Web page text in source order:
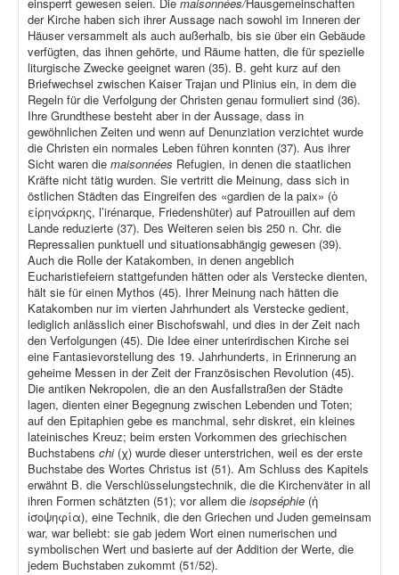
der Kirche haben sich ihrer Aussage nach sowohl im Inneren der
Häuser versammelt als auch außerhalb, bis sie über ein Gebäude
verfügten, das ihnen gehörte, und Räume hatten, die für spezielle
liturgische Zwecke geeignet waren (35). B. geht kurz auf den
Briefwechsel zwischen Kaiser Trajan und Plinius ein, in dem die
Regeln für die Verfolgung der Christen genau formuliert sind (36).
Ihre Grundthese besteht aber in der Aussage, dass in
gewöhnlichen Zeiten und wenn auf Denunziation verzichtet wurde
die Christen ein normales Leben führen konnten (37). Aus ihrer
Sicht waren die maisonnées Refugien, in denen die staatlichen
Kräfte nicht tätig wurden. Sie vertritt die Meinung, dass sich in
östlichen Städten das Eingreifen des «gardien de la paix» (ὁ
εἰρηνάρκης, l’irénarque, Friedenshüter) auf Patrouillen auf dem
Lande reduzierte (37). Des Weiteren seien bis 250 n. Chr. die
Repressalien punktuell und situationsabhängig gewesen (39).
Auch die Rolle der Katakomben, in denen angeblich
Eucharistiefeiern stattgefunden hätten oder als Verstecke dienten,
hält sie für einen Mythos (45). Ihrer Meinung nach hätten die
Katakomben nur im vierten Jahrhundert als Verstecke gedient,
lediglich anlässlich einer Bischofswahl, und dies in der Zeit nach
den Verfolgungen (45). Die Idee einer unterirdischen Kirche sei
eine Fantasievorstellung des 19. Jahrhunderts, in Erinnerung an
geheime Messen in der Zeit der Französischen Revolution (45).
Die antiken Nekropolen, die an den Ausfallstraßen der Städte
lagen, dienten einer Begegnung zwischen Lebenden und Toten;
auf den Epitaphien gebe es manchmal, sehr diskret, ein kleines
lateinisches Kreuz; beim ersten Vorkommen des griechischen
Buchstabens chi (χ) wurde dieser unterstrichen, weil es der erste
Buchstabe des Wortes Christus ist (51). Am Schluss des Kapitels
erwähnt B. die Verschlüsselungstechnik, die die Kirchenväter in all
ihren Formen schätzten (51); vor allem die isopséphie (ἡ
ἰσοψηφία), eine Technik, die den Griechen und Juden gemeinsam
war, war beliebt: sie gab jedem Wort einen numerischen und
symbolischen Wert und basierte auf der Addition der Werte, die
jedem Buchstaben zukommt (51/52).